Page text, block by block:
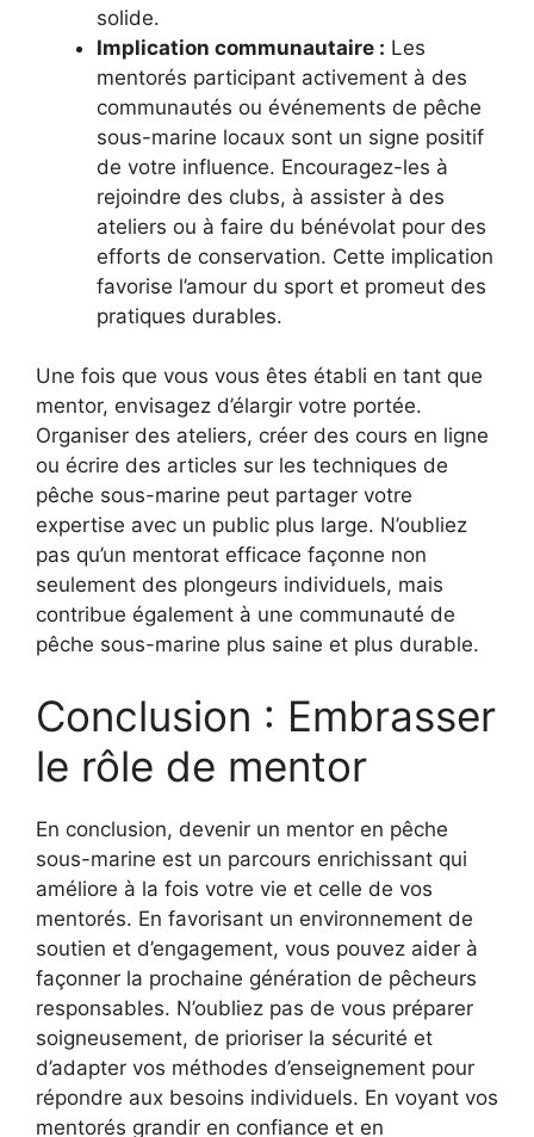
solide.
Implication communautaire : Les
mentorés participant activement à des
communautés ou événements de pêche
sous-marine locaux sont un signe positif
de votre influence. Encouragez-les à
rejoindre des clubs, à assister à des
ateliers ou à faire du bénévolat pour des
efforts de conservation. Cette implication
favorise l’amour du sport et promeut des
pratiques durables.
Une fois que vous vous êtes établi en tant que
mentor, envisagez d’élargir votre portée.
Organiser des ateliers, créer des cours en ligne
ou écrire des articles sur les techniques de
pêche sous-marine peut partager votre
expertise avec un public plus large. N’oubliez
pas qu’un mentorat efficace façonne non
seulement des plongeurs individuels, mais
contribue également à une communauté de
pêche sous-marine plus saine et plus durable.
Conclusion : Embrasser
le rôle de mentor
En conclusion, devenir un mentor en pêche
sous-marine est un parcours enrichissant qui
améliore à la fois votre vie et celle de vos
mentorés. En favorisant un environnement de
soutien et d’engagement, vous pouvez aider à
façonner la prochaine génération de pêcheurs
responsables. N’oubliez pas de vous préparer
soigneusement, de prioriser la sécurité et
d’adapter vos méthodes d’enseignement pour
répondre aux besoins individuels. En voyant vos
mentorés grandir en confiance et en